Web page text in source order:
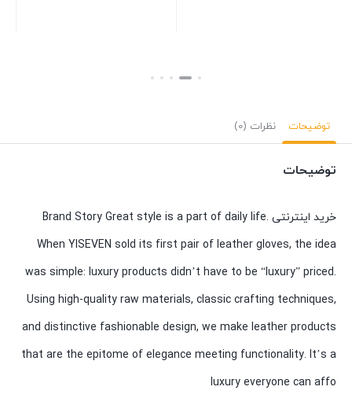
توضیحات نظرات (0)
توضیحات
خرید اینترنتی Brand Story Great style is a part of daily life.
When YISEVEN sold its first pair of leather gloves, the idea
was simple: luxury products didn’t have to be “luxury” priced.
Using high-quality raw materials, classic crafting techniques,
and distinctive fashionable design, we make leather products
that are the epitome of elegance meeting functionality. It’s a
luxury everyone can affo